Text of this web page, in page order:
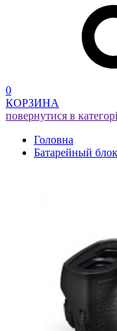
0
КОРЗИНА
повернутися в
Головна
Батарейный